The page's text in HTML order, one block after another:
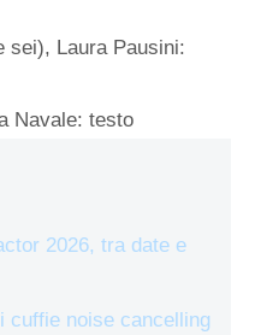
sei), Laura Pausini:
Navale: testo
2026, tra date e
cuffie noise cancelling